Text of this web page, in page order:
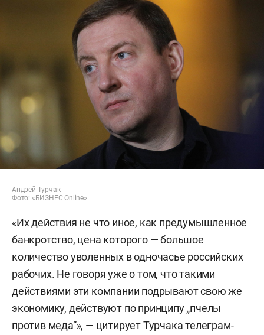
Андрей Турчак
Фото: «БИЗНЕС Online»
«Их действия не что иное, как предумышленное
банкротство, цена которого — большое
количество уволенных в одночасье российских
рабочих. Не говоря уже о том, что такими
действиями эти компании подрывают свою же
экономику, действуют по принципу „пчелы
против меда“», — цитирует Турчака телеграм-